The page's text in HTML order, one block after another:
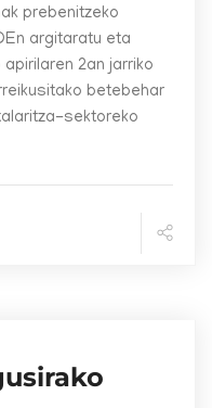
prebenitzeko
argitaratu eta
2an jarriko
betebehar
sektoreko